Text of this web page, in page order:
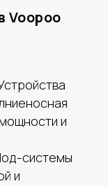
Voopoo
и
системы
и